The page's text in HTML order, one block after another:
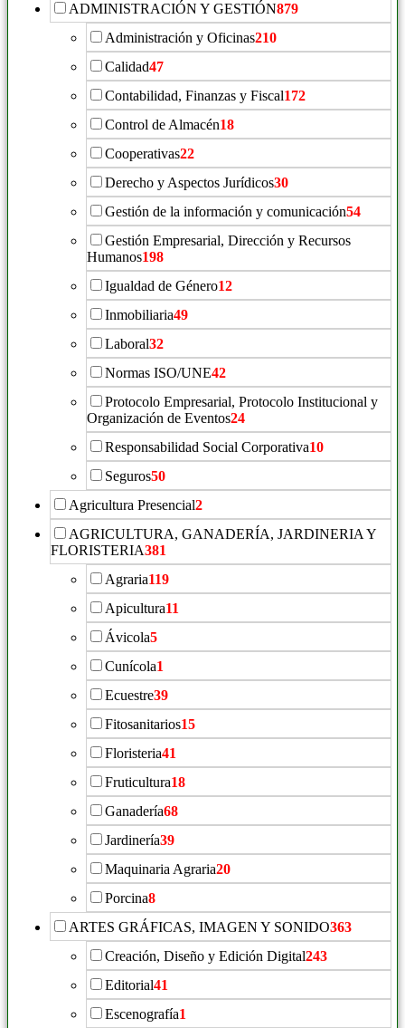
ADMINISTRACIÓN Y GESTIÓN879
Administración y Oficinas210
Calidad47
Contabilidad, Finanzas y Fiscal172
Control de Almacén18
Cooperativas22
Derecho y Aspectos Jurídicos30
Gestión de la información y comunicación54
Gestión Empresarial, Dirección y Recursos
Humanos198
Igualdad de Género12
Inmobiliaria49
Laboral32
Normas ISO/UNE42
Protocolo Empresarial, Protocolo Institucional y
Organización de Eventos24
Responsabilidad Social Corporativa10
Seguros50
Agricultura Presencial2
AGRICULTURA, GANADERÍA, JARDINERIA Y
FLORISTERIA381
Agraria119
Apicultura11
Ávicola5
Cunícola1
Ecuestre39
Fitosanitarios15
Floristeria41
Fruticultura18
Ganadería68
Jardinería39
Maquinaria Agraria20
Porcina8
ARTES GRÁFICAS, IMAGEN Y SONIDO363
Creación, Diseño y Edición Digital243
Editorial41
Escenografía1